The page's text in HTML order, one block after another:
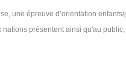
une épreuve d’orientation
présentent ainsi qu'au